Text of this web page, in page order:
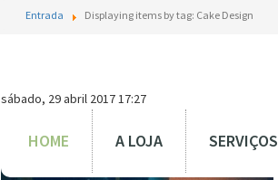
HOME A LOJA SERVIÇOS
Entrada Displaying items by tag: Cake Design
sábado, 29 abril 2017 17:27
Doce Gema